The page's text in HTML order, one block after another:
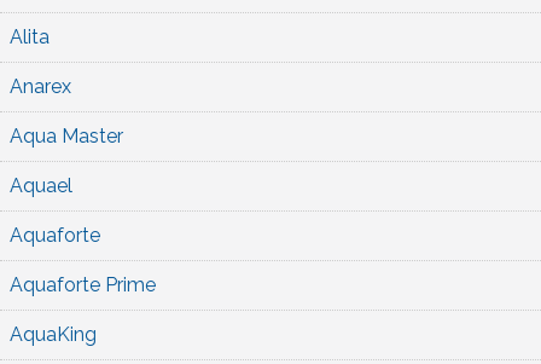
Alita
Anarex
Aqua Master
Aquael
Aquaforte
Aquaforte Prime
AquaKing